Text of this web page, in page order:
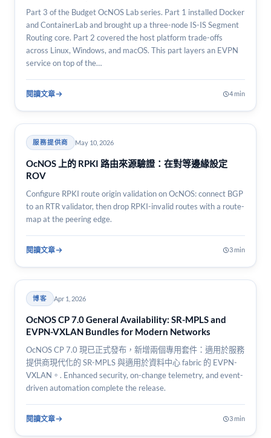
Part 3 of the Budget OcNOS Lab series. Part 1 installed Docker
and ContainerLab and brought up a three-node IS-IS Segment
Routing core. Part 2 covered the host platform trade-offs
across Linux, Windows, and macOS. This part layers an EVPN
service on top of the…
閱讀文章 4 min
服務提供商 May 10, 2026
OcNOS 上的 RPKI 路由來源驗證：在對等邊緣設定
ROV
Configure RPKI route origin validation on OcNOS: connect BGP
to an RTR validator, then drop RPKI-invalid routes with a route-
map at the peering edge.
閱讀文章 3 min
博客 Apr 1, 2026
OcNOS CP 7.0 General Availability: SR-MPLS and
EVPN-VXLAN Bundles for Modern Networks
OcNOS CP 7.0 現已正式發布，新增兩個專用套件：適用於服務
提供商現代化的 SR-MPLS 與適用於資料中心 fabric 的 EVPN-
VXLAN。. Enhanced security, on-change telemetry, and event-
driven automation complete the release.
閱讀文章 3 min